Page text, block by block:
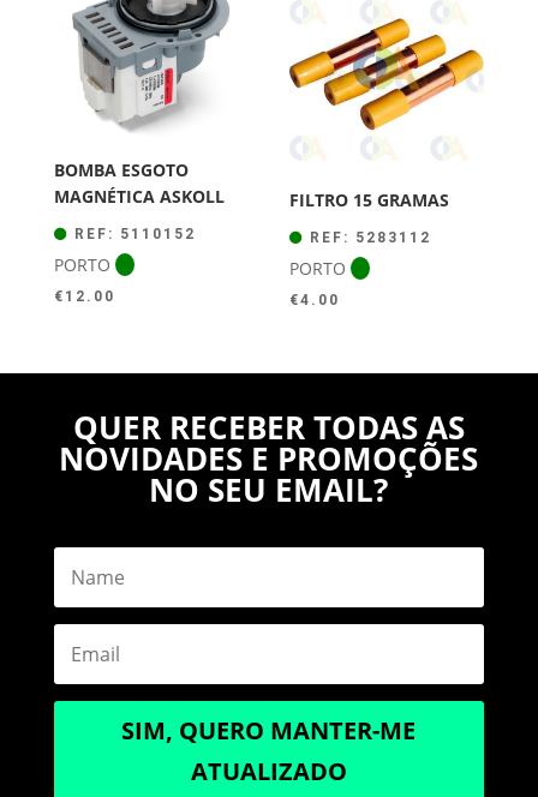
BOMBA ESGOTO
MAGNÉTICA ASKOLL
REF: 5110152
PORTO
€ 12.00
FILTRO 15 GRAMAS
REF: 5283112
PORTO
€4.00
QUER RECEBER TODAS AS
NOVIDADES E PROMOÇÕES
NO SEU EMAIL?
SIM, QUERO MANTER-ME
ATUALIZADO